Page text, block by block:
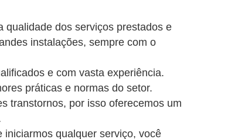
qualidade dos serviços prestados e
instalações, sempre com o
e com vasta experiência.
práticas e normas do setor.
transtornos, por isso oferecemos um
iniciarmos qualquer serviço, você